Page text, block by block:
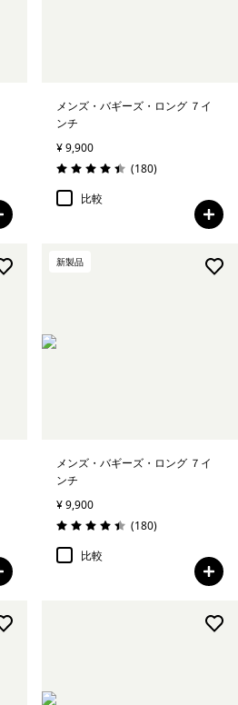
メンズ・バギーズ・ロング ７イ
ンチ
¥ 9,900
評価: 4.4 / 5
(180レビュー
)
比較
新製品
メンズ・バギーズ・ロング ７イ
ンチ
¥ 9,900
評価: 4.4 / 5
(180レビュー
)
比較